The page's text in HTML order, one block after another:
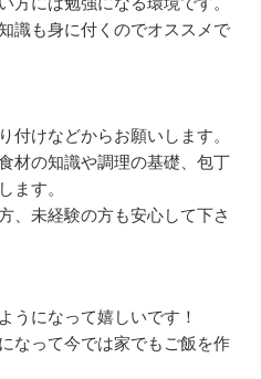
識も身に付くのでオススメで
付けなどからお願いします。
材の知識や調理の基礎、包丁
ます。
、未経験の方も安心して下さ
うになって嬉しいです！
なって今では家でもご飯を作